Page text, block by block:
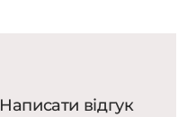
Написати відгук